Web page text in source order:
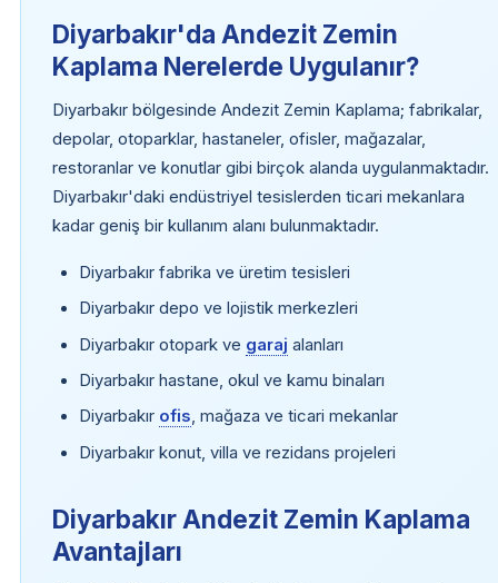
Diyarbakır'da Andezit Zemin
Kaplama Nerelerde Uygulanır?
Diyarbakır bölgesinde Andezit Zemin Kaplama; fabrikalar,
depolar, otoparklar, hastaneler, ofisler, mağazalar,
restoranlar ve konutlar gibi birçok alanda uygulanmaktadır.
Diyarbakır'daki endüstriyel tesislerden ticari mekanlara
kadar geniş bir kullanım alanı bulunmaktadır.
Diyarbakır fabrika ve üretim tesisleri
Diyarbakır depo ve lojistik merkezleri
Diyarbakır otopark ve garaj alanları
Diyarbakır hastane, okul ve kamu binaları
Diyarbakır ofis, mağaza ve ticari mekanlar
Diyarbakır konut, villa ve rezidans projeleri
Diyarbakır Andezit Zemin Kaplama
Avantajları